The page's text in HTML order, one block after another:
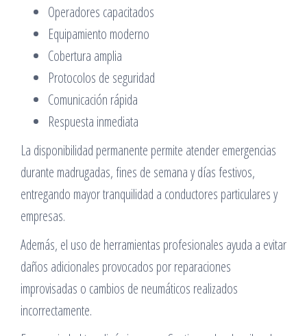
Operadores capacitados
Equipamiento moderno
Cobertura amplia
Protocolos de seguridad
Comunicación rápida
Respuesta inmediata
La disponibilidad permanente permite atender emergencias
durante madrugadas, fines de semana y días festivos,
entregando mayor tranquilidad a conductores particulares y
empresas.
Además, el uso de herramientas profesionales ayuda a evitar
daños adicionales provocados por reparaciones
improvisadas o cambios de neumáticos realizados
incorrectamente.